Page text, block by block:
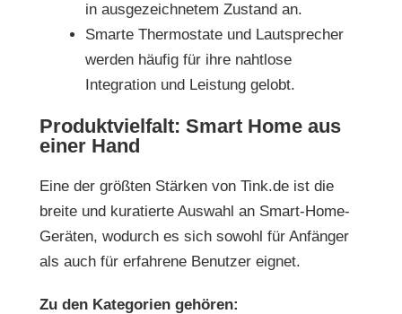
in ausgezeichnetem Zustand an.
Smarte Thermostate und Lautsprecher
werden häufig für ihre nahtlose
Integration und Leistung gelobt.
Produktvielfalt: Smart Home aus
einer Hand
Eine der größten Stärken von Tink.de ist die
breite und kuratierte Auswahl an Smart-Home-
Geräten, wodurch es sich sowohl für Anfänger
als auch für erfahrene Benutzer eignet.
Zu den Kategorien gehören: